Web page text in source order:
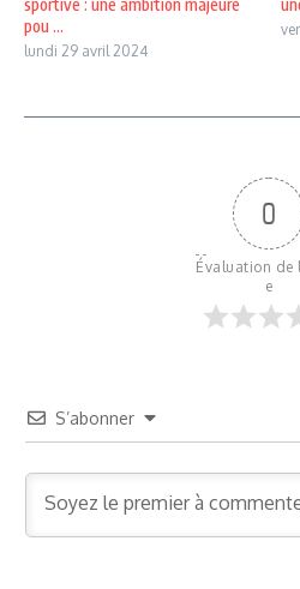
pou ...
lundi 29 avril 2024
0
Évaluation de
e
S’abonner